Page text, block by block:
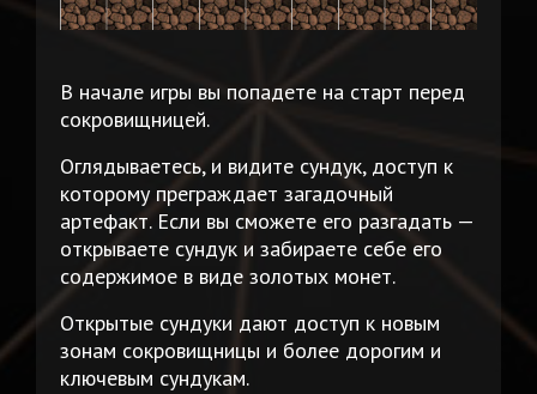
В начале игры вы попадете на старт перед
сокровищницей.
Оглядываетесь, и видите сундук, доступ к
которому преграждает загадочный
артефакт. Если вы сможете его разгадать —
открываете сундук и забираете себе его
содержимое в виде золотых монет.
Открытые сундуки дают доступ к новым
зонам сокровищницы и более дорогим и
ключевым сундукам.